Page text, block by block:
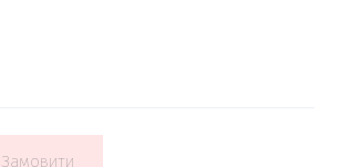
Замовити